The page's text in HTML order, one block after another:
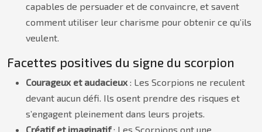
capables de persuader et de convaincre, et savent
comment utiliser leur charisme pour obtenir ce qu’ils
veulent.
Facettes positives du signe du scorpion
Courageux et audacieux : Les Scorpions ne reculent
devant aucun défi. Ils osent prendre des risques et
s’engagent pleinement dans leurs projets.
Créatif et imaginatif: Les Scorpions ont une